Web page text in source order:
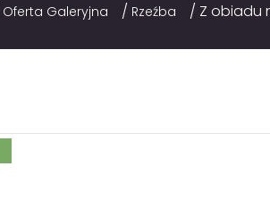
Oferta Galeryjna / Rzeźba / Z obiadu